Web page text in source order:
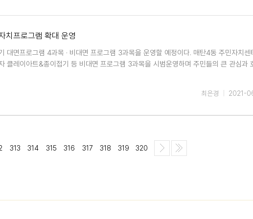
치프로그램 확대 운영
대면프로그램 4과목 · 비대면 프로그램 3과목을 운영할 예정이다. 매탄4동 주민자치센
클레이아트&종이접기 등 비대면 프로그램 3과목을 시범운영하며 주민들의 큰 관심과
2021-
최은경
313 314 315 316 317 318 319 320